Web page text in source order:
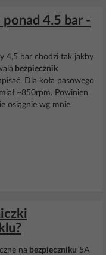
4.5 bar -
4,5 bar chodzi tak jakby
bezpiecznik
Dla koła pasowego
~850rpm. Powinien
osiągnie wg mnie.
na bezpieczniku 5A